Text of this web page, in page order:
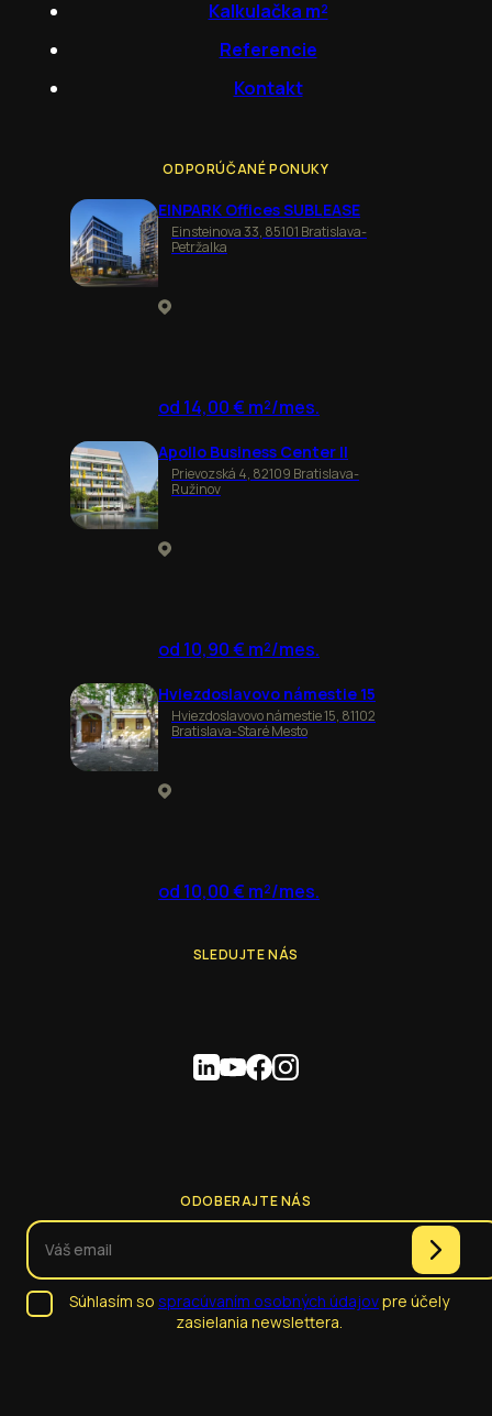
Kalkulačka m²
Referencie
Kontakt
ODPORÚČANÉ PONUKY
EINPARK Offices SUBLEASE
Einsteinova 33, 85101 Bratislava-
Petržalka
od 14,00 € m²/mes.
Apollo Business Center II
Prievozská 4, 82109 Bratislava-
Ružinov
od 10,90 € m²/mes.
Hviezdoslavovo námestie 15
Hviezdoslavovo námestie 15, 81102
Bratislava-Staré Mesto
od 10,00 € m²/mes.
SLEDUJTE NÁS
ODOBERAJTE NÁS
Súhlasím so spracúvaním osobných údajovpre účely
zasielania newslettera.